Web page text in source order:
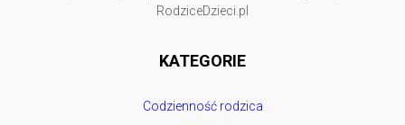
RodziceDzieci.pl
KATEGORIE
Codzienność rodzica